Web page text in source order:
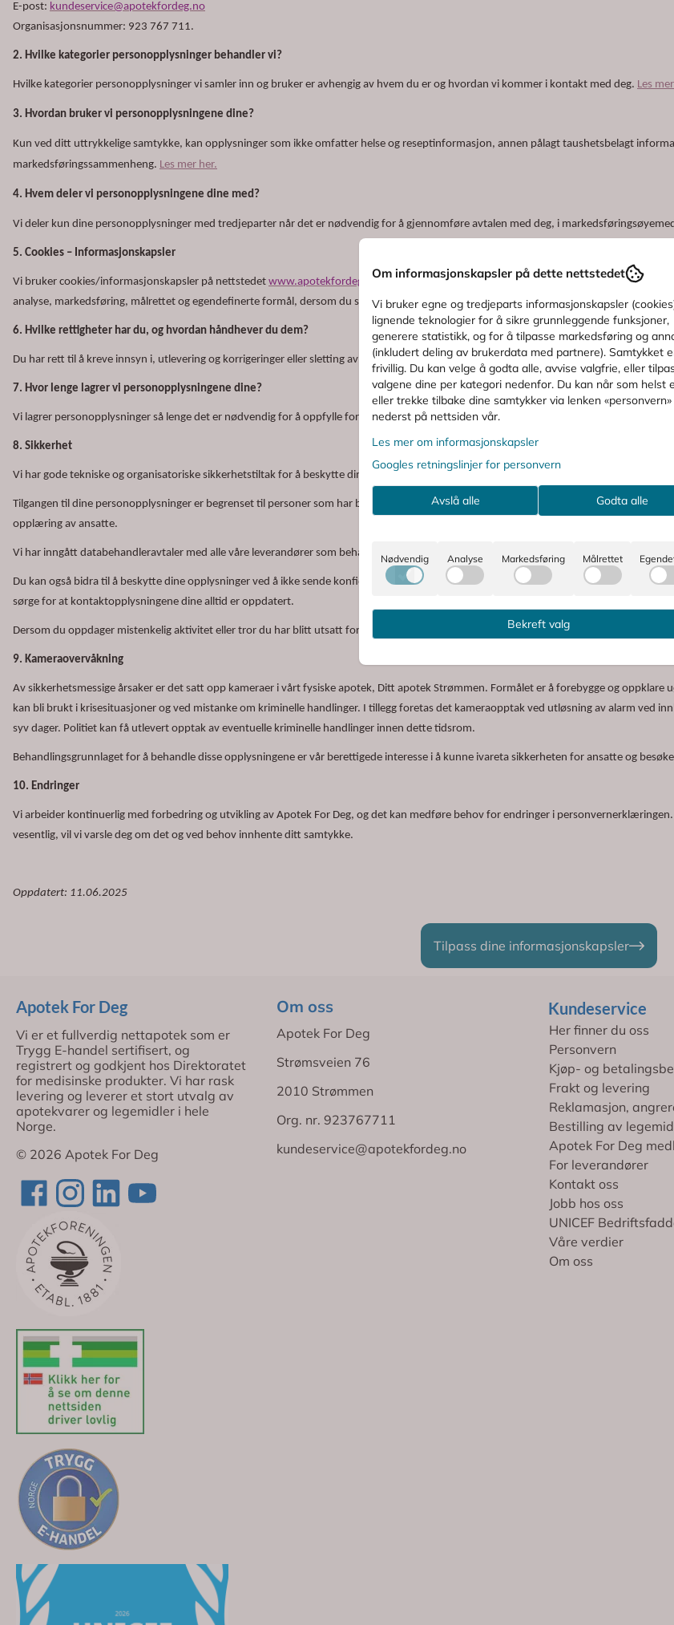
E-post: kundeservice@apotekfordeg.no
Organisasjonsnummer: 923 767 711.
2. Hvilke kategorier personopplysninger behandler vi?
Hvilke kategorier personopplysninger vi samler inn og bruker er avhengig av hvem du er og hvordan vi kommer i kontakt med deg. Les
3. Hvordan bruker vi personopplysningene dine?
Kun ved ditt uttrykkelige samtykke, kan opplysninger som ikke omfatter helse og reseptinformasjon, annen pålagt taushetsbelagt
markedsføringssammenheng. Les mer her.
4. Hvem deler vi personopplysningene dine med?
Vi deler kun dine personopplysninger med tredjeparter når det er nødvendig for å gjennomføre avtalen med deg, i
5. Cookies – Informasjonskapsler
Vi bruker cookies/informasjonskapsler på nettstedet www.apotekfordeg.no
. Vi bruker nødvendige informasjonskapsler for god
analyse, markedsføring, målrettet og egendefinerte formål, dersom du samtykker til det via vårt cookie-banner.Les mer her.
6. Hvilke rettigheter har du, og hvordan håndhever du dem?
Du har rett til å kreve innsyn i, utlevering og korrigeringer eller sletting av dine personopplysninger, og eventuelt rett til å protestere mot
7. Hvor lenge lagrer vi personopplysningene dine?
Vi lagrer personopplysninger så lenge det er nødvendig for å oppfylle formålet med behandlingen, slik det fremgår over.
8. Sikkerhet
Vi har gode tekniske og organisatoriske sikkerhetstiltak for å beskytte dine personopplysninger og sørge for god tilgang, integritet og
Tilgangen til dine personopplysninger er begrenset til personer som har behov for tilgang for å utføre sine oppgaver. Alle våre ansatte
opplæring av ansatte.
Vi har inngått databehandleravtaler med alle våre leverandører som behandler personopplysninger på våre vegne, hvor de påtar seg
Du kan også bidra til å beskytte dine opplysninger ved å ikke sende konfidensielle eller sensitive opplysninger med ukryptert e-post eller
sørge for at kontaktopplysningene dine alltid er oppdatert.
Dersom du oppdager mistenkelig aktivitet eller tror du har blitt utsatt for identitetstyveri eller svindel, oppfordrer vi deg til å ta
9. Kameraovervåkning
Av sikkerhetsmessige årsaker er det satt opp kameraer i vårt fysiske apotek, Ditt apotek Strømmen. Formålet er å forebygge og
kan bli brukt i krisesituasjoner og ved mistanke om kriminelle handlinger. I tillegg foretas det kameraopptak ved utløsning av alarm ved
syv dager. Politiet kan få utlevert opptak av eventuelle kriminelle handlinger innen dette tidsrom.
Behandlingsgrunnlaget for å behandle disse opplysningene er vår berettigede interesse i å kunne ivareta sikkerheten for ansatte og
10. Endringer
Vi arbeider kontinuerlig med forbedring og utvikling av Apotek For Deg, og det kan medføre behov for endringer i
vesentlig, vil vi varsle deg om det og ved behov innhente ditt samtykke.
Oppdatert: 11.06.2025
Tilpass dine informasjonskapsler
Apotek For Deg
Vi er et fullverdig nettapotek som er
Trygg E-handel sertifisert, og
registrert og godkjent hos Direktoratet
for medisinske produkter. Vi har rask
levering og leverer et stort utvalg av
apotekvarer og legemidler i hele
Norge.
© 2026 Apotek For Deg
Om oss
Apotek For Deg
Strømsveien 76
2010 Strømmen
Org. nr. 923767711
kundeservice@apotekfordeg.no
Kundeservice
Her finner du oss
Personvern
Kjøp- og
Frakt og levering
Reklamasjon,
Bestilling av
Apotek For Deg
For leverandører
Kontakt oss
Jobb hos oss
UNICEF
Våre verdier
Om oss
Om informasjonskapsler på dette nettstedet
Vi bruker egne og tredjeparts informasjonskapsler
lignende teknologier for å sikre grunnleggende funksjoner,
generere statistikk, og for å tilpasse markedsføring og
(inkludert deling av brukerdata med partnere). Samtykket
frivillig. Du kan velge å godta alle, avvise valgfrie, eller
valgene dine per kategori nedenfor. Du kan når som helst
eller trekke tilbake dine samtykker via lenken «personvern»
nederst på nettsiden vår.
Les mer om informasjonskapsler
Googles retningslinjer for personvern
Avslå alle Godta alle
Nødvendig Analyse Markedsføring Målrettet
Bekreft valg